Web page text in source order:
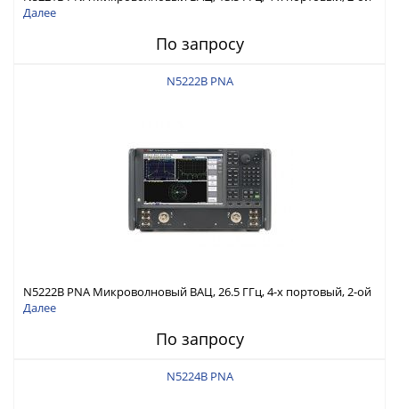
источник, конфиг. тестовая установка, опорный
Далее
По запросу
N5222B PNA
N5222B PNA Микроволновый ВАЦ, 26.5 ГГц, 4-х портовый, 2-ой
источник, конфиг. тестовая установка, опорный
Далее
По запросу
N5224B PNA